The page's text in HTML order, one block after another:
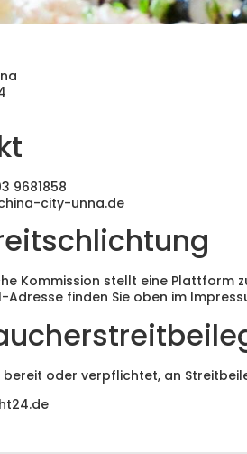
9681858
city-unna.de
Kommission stellt eine Plattform
Adresse finden Sie oben im
bereit oder verpflichtet, an